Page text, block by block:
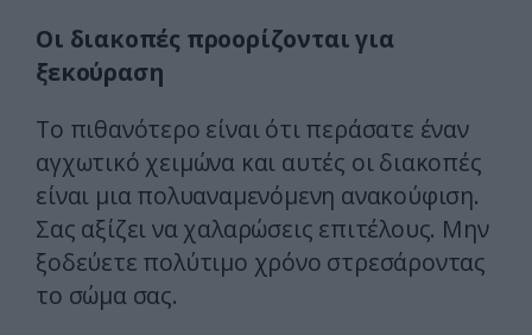
Οι διακοπές προορίζονται για
ξεκούραση
Το πιθανότερο είναι ότι περάσατε έναν
αγχωτικό χειμώνα και αυτές οι διακοπές
είναι μια πολυαναμενόμενη ανακούφιση.
Σας αξίζει να χαλαρώσεις επιτέλους. Μην
ξοδεύετε πολύτιμο χρόνο στρεσάροντας
το σώμα σας.